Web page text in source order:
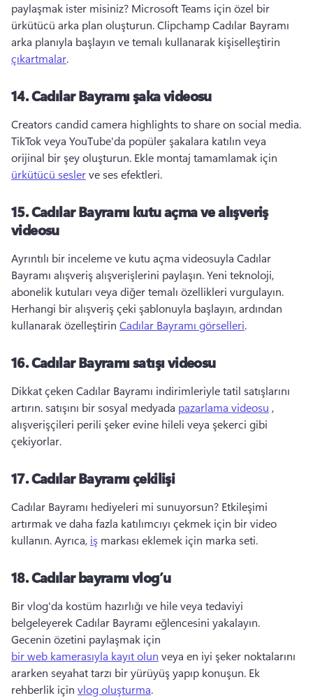
paylaşmak ister misiniz? Microsoft Teams için özel bir
ürkütücü arka plan oluşturun. Clipchamp Cadılar Bayramı
arka planıyla başlayın ve temalı kullanarak kişiselleştirin
çıkartmalar.
14.Cadılar Bayramı şaka videosu
TikTok veya YouTube'da popüler şakalara katılın veya
orijinal bir şey oluşturun. Ekle montaj tamamlamak için
ürkütücü sesler ve ses efektleri.
15.Cadılar Bayramı kutu açma ve alışveriş
videosu
Ayrıntılı bir inceleme ve kutu açma videosuyla Cadılar
Bayramı alışveriş alışverişlerini paylaşın. Yeni teknoloji,
Herhangi bir alışveriş çeki şablonuyla başlayın, ardından
kullanarak özelleştirin Cadılar Bayramı görselleri.
16.Cadılar Bayramı satışı videosu
Dikkat çeken Cadılar Bayramı indirimleriyle tatil satışlarını
artırın. satışını bir sosyal medyada pazarlama videosu ,
alışverişçileri perili şeker evine hileli veya şekerci gibi
çekiyorlar.
17.Cadılar Bayramı çekilişi
Cadılar Bayramı hediyeleri mi sunuyorsun? Etkileşimi
artırmak ve daha fazla katılımcıyı çekmek için bir video
kullanın. Ayrıca, iş markası eklemek için marka seti.
18.Cadılar bayramı vlog’u
Bir vlog'da kostüm hazırlığı ve hile veya tedaviyi
Gecenin özetini paylaşmak için
bir web kamerasıyla kayıt olun veya en iyi şeker noktalarını
ararken seyahat tarzı bir yürüyüş yapıp konuşun. Ek
rehberlik için vlog oluşturma.